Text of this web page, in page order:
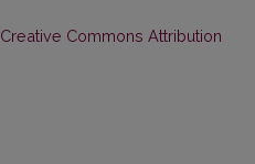
Creative Commons Attribution